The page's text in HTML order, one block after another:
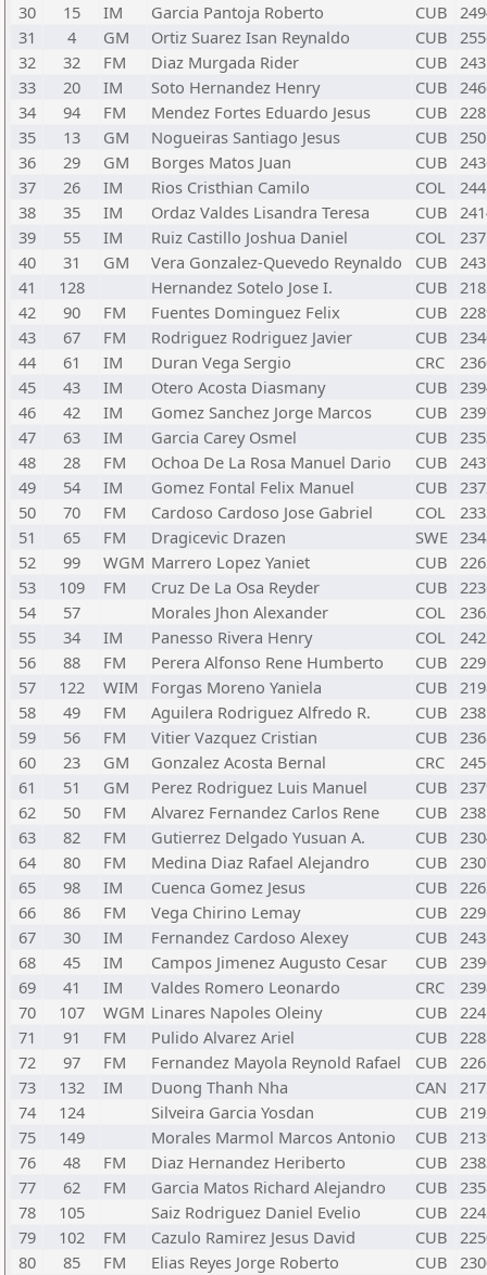
30
15 IM Garcia Pantoja Roberto CUB
31
4 GM Ortiz Suarez Isan Reynaldo CUB
32
32 FM Diaz Murgada Rider CUB
33
20 IM Soto Hernandez Henry CUB
34
94 FM Mendez Fortes Eduardo Jesus CUB
35
13 GM Nogueiras Santiago Jesus CUB
36
29 GM Borges Matos Juan CUB
37
26 IM Rios Cristhian Camilo COL
38
35 IM Ordaz Valdes Lisandra Teresa CUB
39
55 IM Ruiz Castillo Joshua Daniel COL
40
31 GM Vera Gonzalez-Quevedo Reynaldo CUB
41
128 Hernandez Sotelo Jose I. CUB
42
90 FM Fuentes Dominguez Felix CUB
43
67 FM Rodriguez Rodriguez Javier CUB
44
61 IM Duran Vega Sergio CRC
45
43 IM Otero Acosta Diasmany CUB
46
42 IM Gomez Sanchez Jorge Marcos CUB
47
63 IM Garcia Carey Osmel CUB
48
28 FM Ochoa De La Rosa Manuel Dario CUB
49
54 IM Gomez Fontal Felix Manuel CUB
50
70 FM Cardoso Cardoso Jose Gabriel COL
51
65 FM Dragicevic Drazen SWE
52
99 WGM Marrero Lopez Yaniet CUB
53
109 FM Cruz De La Osa Reyder CUB
54
57 Morales Jhon Alexander COL
55
34 IM Panesso Rivera Henry COL
56
88 FM Perera Alfonso Rene Humberto CUB
57
122 WIM Forgas Moreno Yaniela CUB
58
49 FM Aguilera Rodriguez Alfredo R. CUB
59
56 FM Vitier Vazquez Cristian CUB
60
23 GM Gonzalez Acosta Bernal CRC
61
51 GM Perez Rodriguez Luis Manuel CUB
62
50 FM Alvarez Fernandez Carlos Rene CUB
63
82 FM Gutierrez Delgado Yusuan A. CUB
64
80 FM Medina Diaz Rafael Alejandro CUB
65
98 IM Cuenca Gomez Jesus CUB
66
86 FM Vega Chirino Lemay CUB
67
30 IM Fernandez Cardoso Alexey CUB
68
45 IM Campos Jimenez Augusto Cesar CUB
69
41 IM Valdes Romero Leonardo CRC
70
107 WGM Linares Napoles Oleiny CUB
71
91 FM Pulido Alvarez Ariel CUB
72
97 FM Fernandez Mayola Reynold Rafael CUB
73
132 IM Duong Thanh Nha CAN
74
124 Silveira Garcia Yosdan CUB
75
149 Morales Marmol Marcos Antonio CUB
76
48 FM Diaz Hernandez Heriberto CUB
77
62 FM Garcia Matos Richard Alejandro CUB
78
105 Saiz Rodriguez Daniel Evelio CUB
79
102 FM Cazulo Ramirez Jesus David CUB
80
85 FM Elias Reyes Jorge Roberto CUB